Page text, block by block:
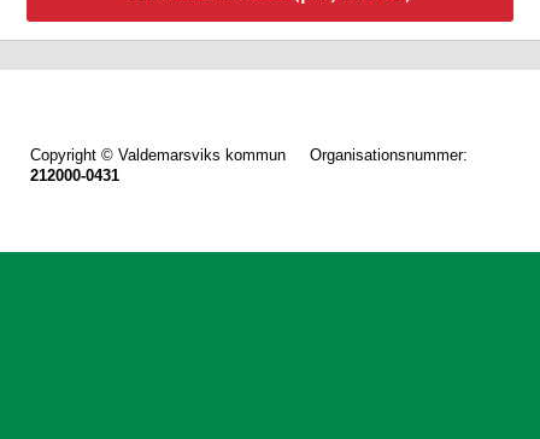
Copyright © Valdemarsviks kommun Organisationsnummer:
212000-0431